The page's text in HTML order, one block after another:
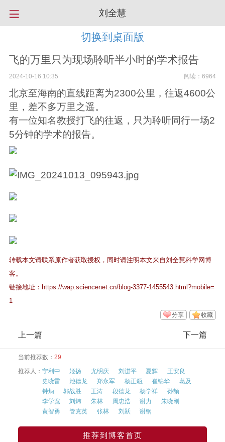
刘全慧
切换到桌面版
飞的万里只为现场聆听半小时的学术报告
2024-10-16 10:35 阅读：6964
北京至海南的直线距离为2300公里，往返4600公
里，差不多万里之遥。
有一位知名教授打飞的往返，只为聆听同行一场2
5分钟的学术的报告。
转载本文请联系原作者获取授权，同时请注明本文来自刘全慧科学网博
客。
链接地址： https://wap.sciencenet.cn/blog-3377-1455543.html?mobile=
1
收藏
分享
上一篇 下一篇
当前推荐数： 29
推荐人： 宁利中 姬扬 尤明庆 刘进平 夏辉
王安良
史晓雷
池德龙 郑永军 杨正瓴 崔锦华
葛及
钟炳
郭战胜 王涛 段德龙 杨学祥
孙颉
李学宽
刘炜 朱林 周忠浩 谢力
朱晓刚
黄智勇
管克英 张林 刘跃 谢钢
推荐到博客首页